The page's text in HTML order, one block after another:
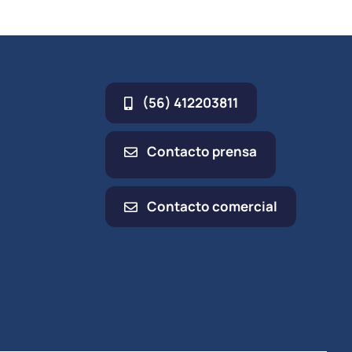
(56) 412203811
Contacto prensa
Contacto comercial